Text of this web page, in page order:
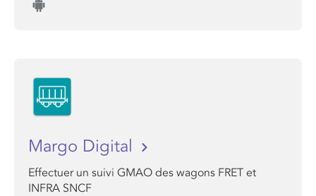
Margo Digital
Effectuer un suivi GMAO des wagons FRET et
INFRA SNCF